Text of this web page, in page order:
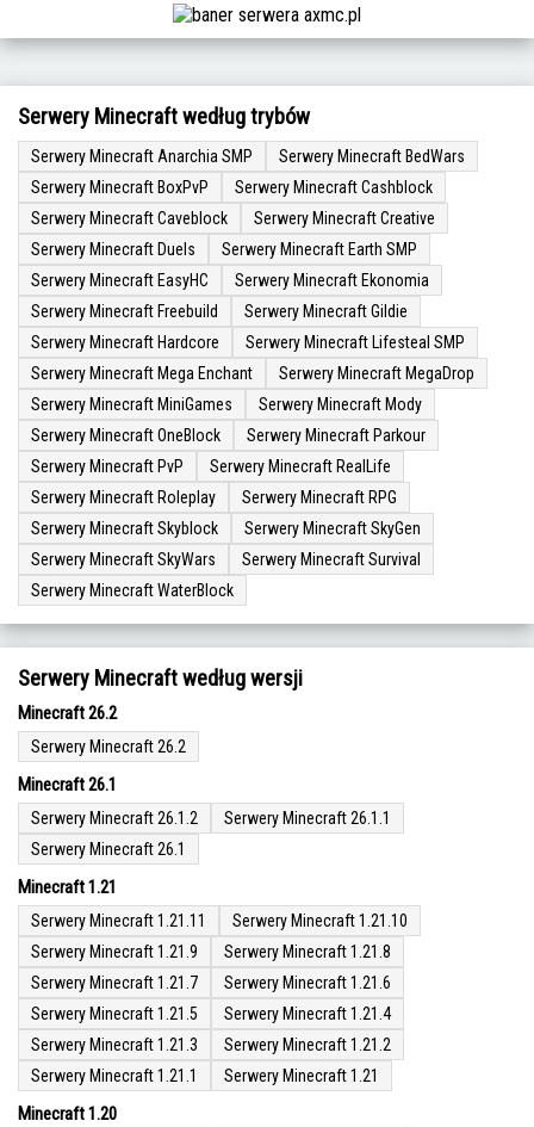
Serwery Minecraft według trybów
Serwery Minecraft Anarchia SMP
Serwery Minecraft BedWars
Serwery Minecraft BoxPvP
Serwery Minecraft Cashblock
Serwery Minecraft Caveblock
Serwery Minecraft Creative
Serwery Minecraft Duels
Serwery Minecraft Earth SMP
Serwery Minecraft EasyHC
Serwery Minecraft Ekonomia
Serwery Minecraft Freebuild
Serwery Minecraft Gildie
Serwery Minecraft Hardcore
Serwery Minecraft Lifesteal SMP
Serwery Minecraft Mega Enchant
Serwery Minecraft MegaDrop
Serwery Minecraft MiniGames
Serwery Minecraft Mody
Serwery Minecraft OneBlock
Serwery Minecraft Parkour
Serwery Minecraft PvP
Serwery Minecraft RealLife
Serwery Minecraft Roleplay
Serwery Minecraft RPG
Serwery Minecraft Skyblock
Serwery Minecraft SkyGen
Serwery Minecraft SkyWars
Serwery Minecraft Survival
Serwery Minecraft WaterBlock
Serwery Minecraft według wersji
Minecraft 26.2
Serwery Minecraft 26.2
Minecraft 26.1
Serwery Minecraft 26.1.2
Serwery Minecraft 26.1.1
Serwery Minecraft 26.1
Minecraft 1.21
Serwery Minecraft 1.21.11
Serwery Minecraft 1.21.10
Serwery Minecraft 1.21.9
Serwery Minecraft 1.21.8
Serwery Minecraft 1.21.7
Serwery Minecraft 1.21.6
Serwery Minecraft 1.21.5
Serwery Minecraft 1.21.4
Serwery Minecraft 1.21.3
Serwery Minecraft 1.21.2
Serwery Minecraft 1.21.1
Serwery Minecraft 1.21
Minecraft 1.20